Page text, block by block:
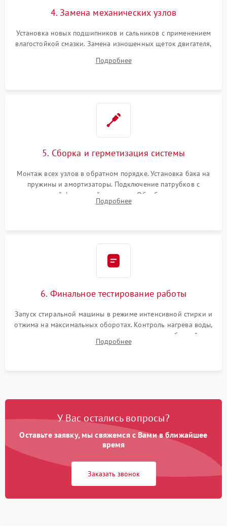
4. Замена механических узлов
Установка новых подшипников и сальников с применением
влагостойкой смазки. Замена изношенных щеток двигателя,
или поврежденной резиновой манжеты.
Подробнее
5. Сборка и герметизация системы
Монтаж всех узлов в обратном порядке. Установка бака на
пружины и амортизаторы. Подключение патрубков с
надежной фиксацией хомутами. Обработка стыков
герметиком для предотвращения возможных протечек воды.
Подробнее
6. Финальное тестирование работы
Запуск стиральной машины в режиме интенсивной стирки и
отжима на максимальных оборотах. Контроль нагрева воды,
корректности слива, отсутствия излишних вибраций,
посторонних стуков и протечек под корпусом.
Подробнее
У Вас остались вопросы?
Оставьте заявку, мы свяжемся с Вами в ближайшее
время
Заказать звонок